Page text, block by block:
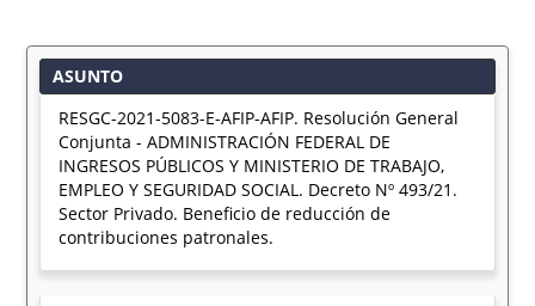
ASUNTO
RESGC-2021-5083-E-AFIP-AFIP. Resolución General
Conjunta - ADMINISTRACIÓN FEDERAL DE
INGRESOS PÚBLICOS Y MINISTERIO DE TRABAJO,
EMPLEO Y SEGURIDAD SOCIAL. Decreto Nº 493/21.
Sector Privado. Beneficio de reducción de
contribuciones patronales.